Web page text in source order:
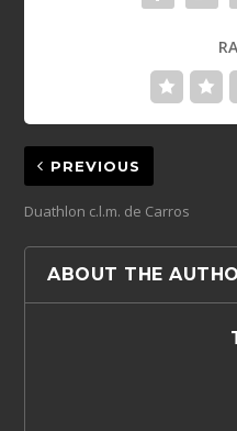
PREVIOUS
Duathlon c.l.m. de Carros
ABOUT THE